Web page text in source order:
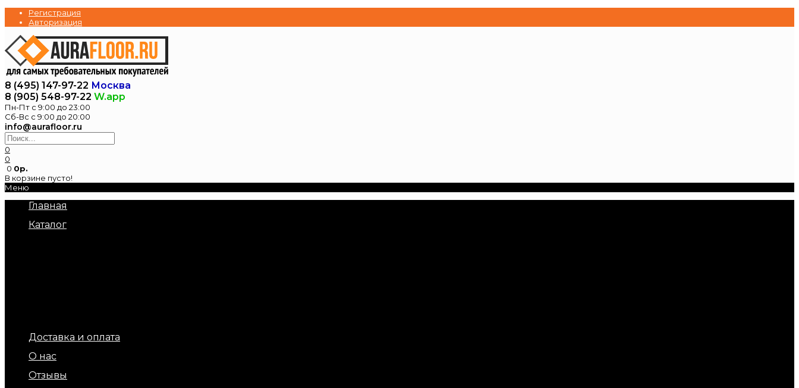
Регистрация
Авторизация
8 (495) 147-97-22 Москва
8 (905) 548-97-22 W.app
Пн-Пт с 9:00 до 23:00
Сб-Вс с 9:00 до 20:00
info@aurafloor.ru
0
0
0 0р.
В корзине пусто!
Меню
Главная
Каталог
Доставка и оплата
О нас
Отзывы